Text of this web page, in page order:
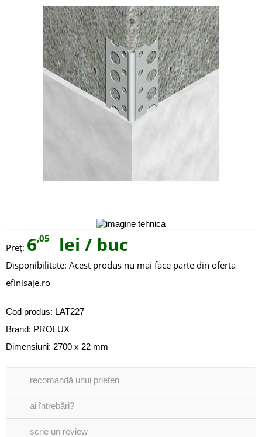
Preţ: 6,05 lei / buc
Disponibilitate: Acest produs nu mai face parte din oferta
efinisaje.ro
Cod produs: LAT227
Brand: PROLUX
Dimensiuni: 2700 x 22 mm
recomandă unui prieten
ai întrebări?
scrie un review